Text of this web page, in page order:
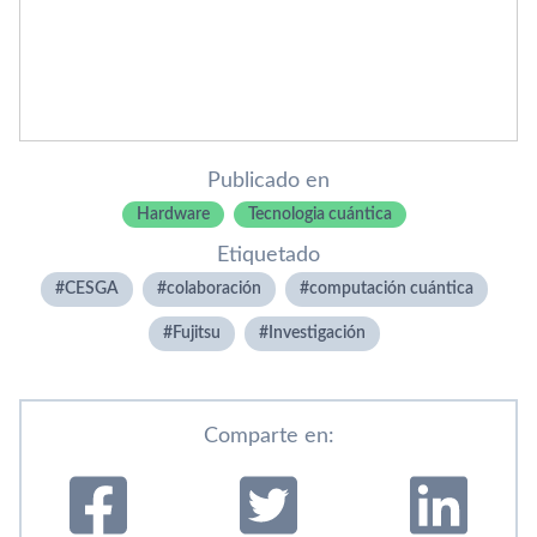
Publicado en
Hardware Tecnologia cuántica
Etiquetado
CESGA colaboración computación cuántica
Fujitsu Investigación
Comparte en: